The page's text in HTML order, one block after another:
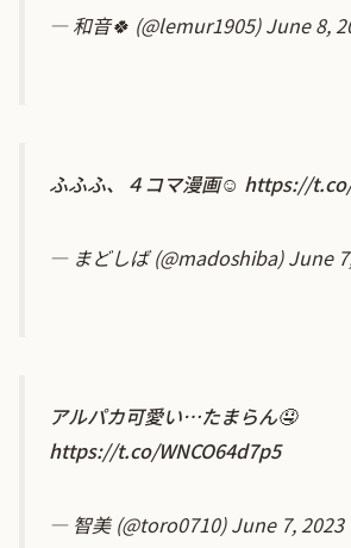
— 和音🍀 (@lemur1905)June 8,
ふふふ、４コマ漫画☺️ https://
— まどしば (@madoshiba)June
アルパカ可愛い…たまらん🤤
https://t.co/WNCO64d7p5
— 智美 (@toro0710)June 7, 2023